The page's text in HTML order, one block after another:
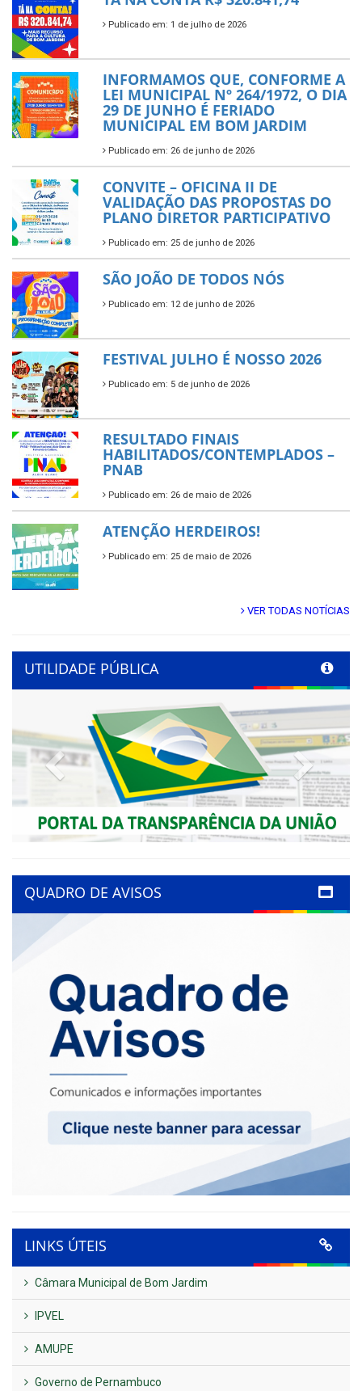
Publicado em: 1 de julho de 2026
INFORMAMOS QUE, CONFORME A
LEI MUNICIPAL Nº 264/1972, O DIA
29 DE JUNHO É FERIADO
MUNICIPAL EM BOM JARDIM
Publicado em: 26 de junho de 2026
CONVITE – OFICINA II DE
VALIDAÇÃO DAS PROPOSTAS DO
PLANO DIRETOR PARTICIPATIVO
Publicado em: 25 de junho de 2026
SÃO JOÃO DE TODOS NÓS
Publicado em: 12 de junho de 2026
FESTIVAL JULHO É NOSSO 2026
Publicado em: 5 de junho de 2026
RESULTADO FINAIS
HABILITADOS/CONTEMPLADOS –
PNAB
Publicado em: 26 de maio de 2026
ATENÇÃO HERDEIROS!
Publicado em: 25 de maio de 2026
VER TODAS NOTÍCIAS
UTILIDADE PÚBLICA
Previous Next
QUADRO DE AVISOS
LINKS ÚTEIS
Câmara Municipal de Bom Jardim
IPVEL
AMUPE
Governo de Pernambuco